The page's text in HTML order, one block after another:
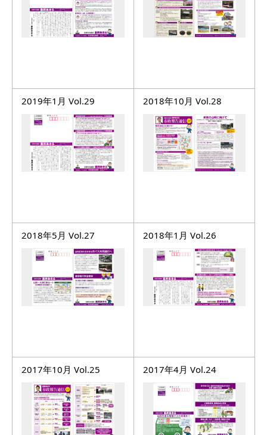
2019年1月 Vol.29 2018年10月 Vol.28
2018年5月 Vol.27 2018年1月 Vol.26
2017年10月 Vol.25 2017年4月 Vol.24